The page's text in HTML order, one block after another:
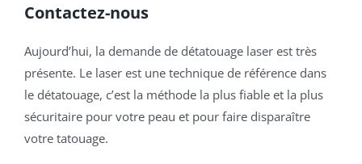
Contactez-nous
Aujourd’hui, la demande de détatouage laser est très
présente. Le laser est une technique de référence dans
le détatouage, c’est la méthode la plus fiable et la plus
sécuritaire pour votre peau et pour faire disparaître
votre tatouage.